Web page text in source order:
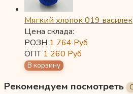
Мягкий хлопок 019 василек
Цена склада:
РОЗН 1 764 Руб
ОПТ 1 260 Руб
Рекомендуем посмотреть